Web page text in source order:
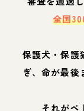
全国
保護犬・保護
ぎ、命が最後
それがペ